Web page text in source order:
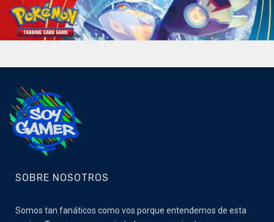
SOBRE NOSOTROS
Somos tan fanáticos como vos porque entendemos de esta